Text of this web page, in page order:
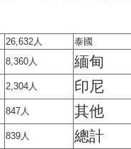
26,632人
泰國
8,360人 緬甸
2,304人 印尼
847人 其他
839人 總計